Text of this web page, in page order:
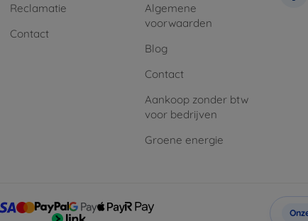
Reclamatie
Contact
Algemene
voorwaarden
Blog
Contact
Aankoop zonder btw
voor bedrijven
Groene energie